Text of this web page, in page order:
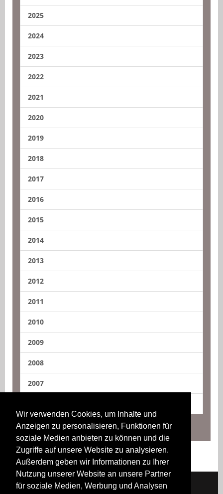
Wir verwenden Cookies, um Inhalte und
Anzeigen zu personalisieren, Funktionen für
soziale Medien anbieten zu können und die
Zugriffe auf unsere Website zu analysieren.
Außerdem geben wir Informationen zu Ihrer
Nutzung unserer Website an unsere Partner
für soziale Medien, Werbung und Analysen
2025
2024
2023
2022
2021
2020
2019
2018
2017
2016
2015
2014
2013
2012
2011
2010
2009
2008
2007